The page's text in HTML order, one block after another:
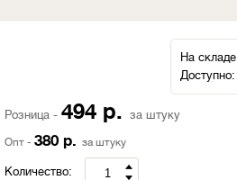
На
Розница - 494 р. за штуку
Опт - 380 р. за штуку
Количество: